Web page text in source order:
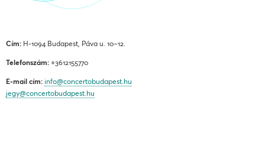
Cím: H-1094 Budapest, Páva u. 10–12.
Telefonszám: +3612155770
E-mail cím: info@concertobudapest.hu
jegy@concertobudapest.hu